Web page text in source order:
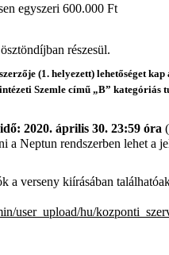
egyszeri 600.000 Ft
részesül.
(1. helyezett) lehetőséget
Szemle című „B” kategóriás
2020. április 30. 23:59 óra
a Neptun rendszerben lehet a
a verseny kiírásában
user_upload/hu/